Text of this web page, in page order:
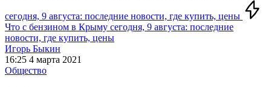
сегодня, 9 августа: последние новости, где купить, цены
Что с бензином в Крыму сегодня, 9 августа: последние
новости, где купить, цены
Игорь Быкин
16:25 4 марта 2021
Общество